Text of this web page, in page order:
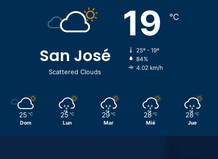
San José
Scattered Clouds
19 ℃
25º - 19º
84%
4.02 km/h
25 ℃
Dom
25 ℃
Lun
29 ℃
Mar
28 ℃
Mié
28 ℃
Jue